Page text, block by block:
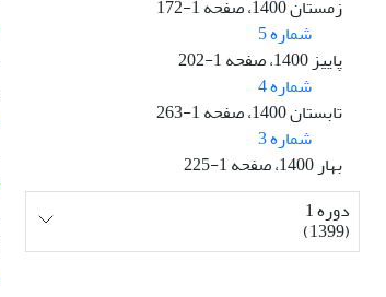
زمستان 1400، صفحه 1-172
شماره 5
پاییز 1400، صفحه 1-202
شماره 4
تابستان 1400، صفحه 1-263
شماره 3
بهار 1400، صفحه 1-225
دوره 1
(1399)